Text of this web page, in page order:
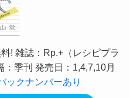
! 雑誌：Rp.+（レシピプラ
季刊 発売日：1,4,7,10月
ックナンバーあり